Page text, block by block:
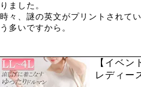
りました。
時々、謎の英文がプリントされて
う多いですから。
【イベ
レディー